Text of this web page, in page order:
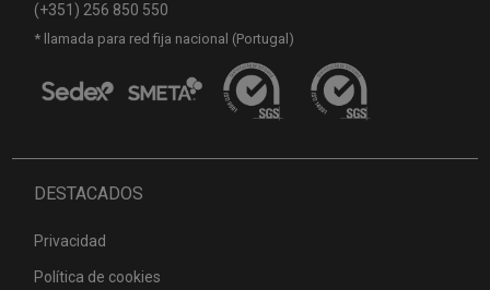
(+351) 256 850 550
* llamada para red fija nacional (Portugal)
DESTACADOS
Privacidad
Política de cookies